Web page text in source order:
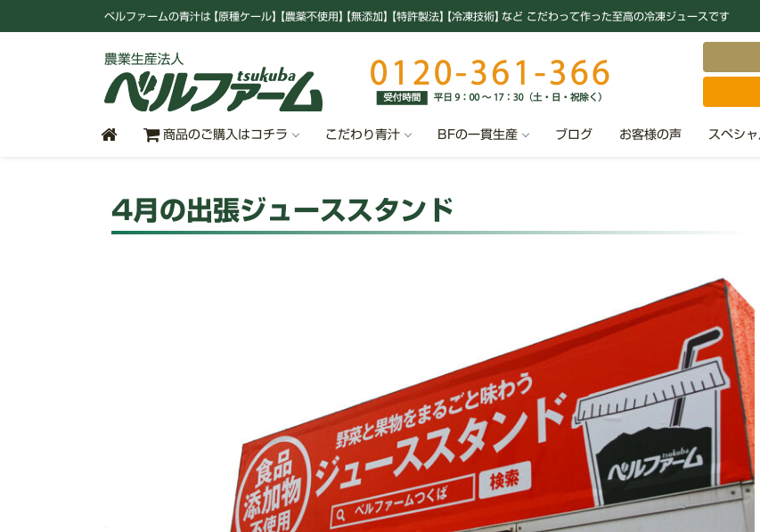
ベルファームの青汁は【原種ケール】【農薬不使用】【無添加】【特許製法】【冷凍技術】など こだわって作った至高の冷凍ジュースです
商品のご購入はコチラ こだわり青汁 BFの一貫生産 ブログ お客様の声 スペシ
4月の出張ジューススタンド